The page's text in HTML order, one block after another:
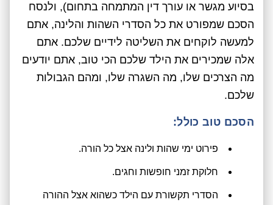
בסיוע מגשר או עורך דין המתמחה בתחום), ולנסח
הסכם שמפורט את כל הסדרי השהות והלינה, אתם
למעשה לוקחים את השליטה לידיים שלכם. אתם
אלה שמכירים את הילד שלכם הכי טוב, אתם יודעים
מה הצרכים שלו, מה השגרה שלו, ומהם הגבולות
שלכם.
הסכם טוב כולל:
פירוט ימי שהות ולינה אצל כל הורה.
חלוקת זמני חופשות וחגים.
הסדרי תקשורת עם הילד כשהוא אצל ההורה